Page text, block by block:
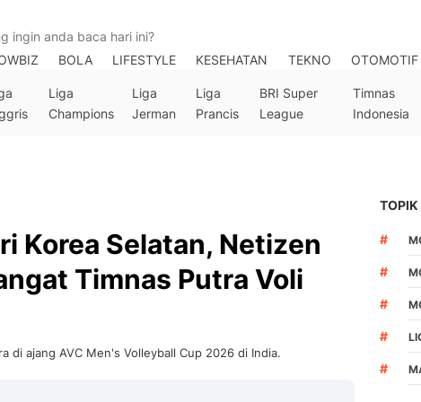
BOLA LIFESTYLE KESEHATAN TEKNO OTOMOTIF
Liga
Champions
Liga
Jerman
Liga
Prancis
BRI Super
League
Timnas
Indonesia
Korea Selatan, Netizen
Timnas Putra Voli
di ajang AVC Men's Volleyball Cup 2026 di India.
TOPIK
#
#
#
#
#